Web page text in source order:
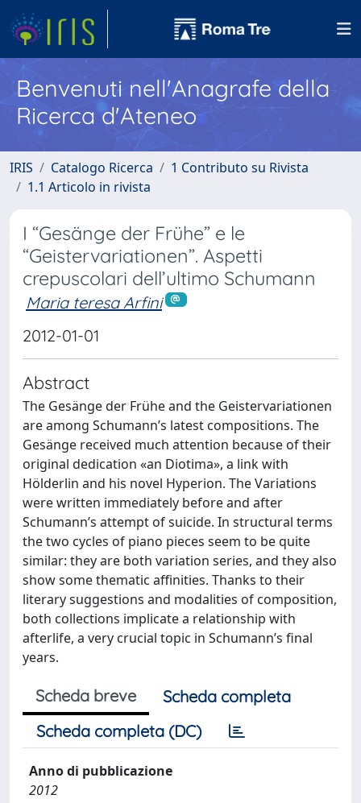
Benvenuti nell'Anagrafe della
Ricerca d'Ateneo
IRIS Catalogo Ricerca
1 Contributo su Rivista
1.1 Articolo in rivista
I “Gesänge der Frühe” e le
“Geistervariationen”. Aspetti
crepuscolari dell’ultimo Schumann
Maria teresa Arfini
2012-01-01
Abstract
The Gesänge der Frühe and the Geistervariationen
are among Schumann’s latest compositions. The
Gesänge received much attention because of their
original dedication «an Diotima», a link with
Hölderlin and his novel Hyperion. The Variations
were written immediately before and after
Schumann’s attempt of suicide. In structural terms
the two cycles of piano pieces seem to be quite
similar: they are both variation series, and they also
show some thematic affinities. Thanks to their
literary suggestions and modalities of composition,
both collections implicate a relationship with
afterlife, a very crucial topic in Schumann’s final
years.
Scheda breve
Scheda completa
Scheda completa (DC)
Anno di pubblicazione
2012